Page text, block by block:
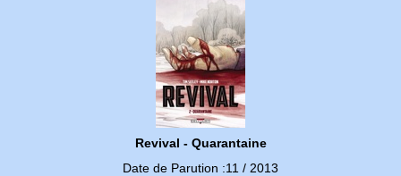
Revival - Quarantaine
Date de Parution :11 / 2013